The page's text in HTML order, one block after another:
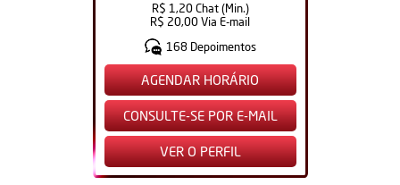
R$ 1,20 Chat (Min.)
R$ 20,00 Via E-mail
168 Depoimentos
AGENDAR HORÁRIO
CONSULTE-SE POR E-MAIL
VER O PERFIL